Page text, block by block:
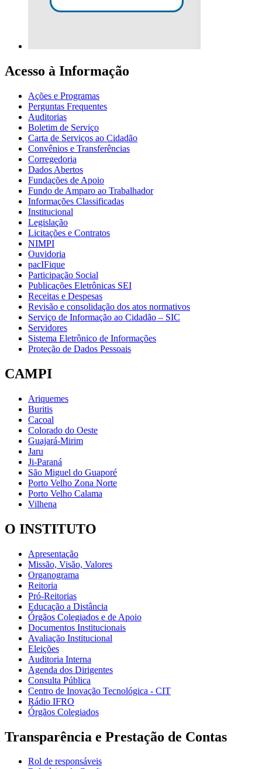
Acesso à Informação
Ações e Programas
Perguntas Frequentes
Auditorias
Boletim de Serviço
Carta de Serviços ao Cidadão
Convênios e Transferências
Corregedoria
Dados Abertos
Fundações de Apoio
Fundo de Amparo ao Trabalhador
Informações Classificadas
Institucional
Legislação
Licitações e Contratos
NIMPI
Ouvidoria
pacIFique
Participação Social
Publicações Eletrônicas SEI
Receitas e Despesas
Revisão e consolidação dos atos normativos
Serviço de Informação ao Cidadão – SIC
Servidores
Sistema Eletrônico de Informações
Proteção de Dados Pessoais
CAMPI
Ariquemes
Buritis
Cacoal
Colorado do Oeste
Guajará-Mirim
Jaru
Ji-Paraná
São Miguel do Guaporé
Porto Velho Zona Norte
Porto Velho Calama
Vilhena
O INSTITUTO
Apresentação
Missão, Visão, Valores
Organograma
Reitoria
Pró-Reitorias
Educação a Distância
Órgãos Colegiados e de Apoio
Documentos Institucionais
Avaliação Institucional
Eleições
Auditoria Interna
Agenda dos Dirigentes
Consulta Pública
Centro de Inovação Tecnológica - CIT
Rádio IFRO
Órgãos Colegiados
Transparência e Prestação de Contas
Rol de responsáveis